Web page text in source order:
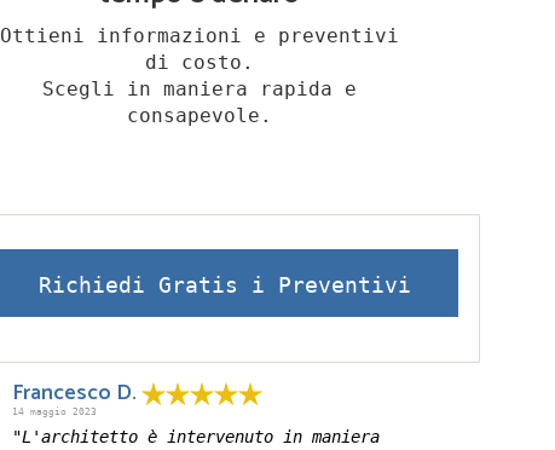
Ottieni informazioni e preventivi
di costo.
Scegli in maniera rapida e
consapevole.
Richiedi Gratis i Preventivi
Francesco D.
14 maggio 2023
"L'architetto è intervenuto in maniera